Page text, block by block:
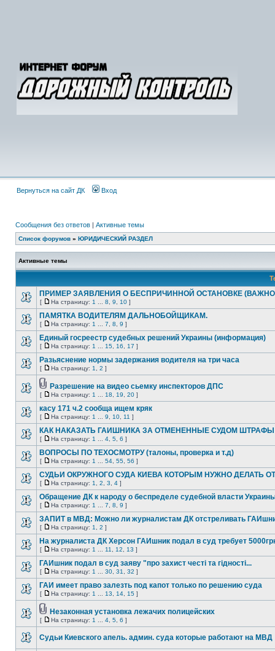
Вернуться на сайт ДК Вход
Сообщения без ответов | Активные темы
Список форумов » ЮРИДИЧЕСКИЙ РАЗДЕЛ
Активные темы
ПРИМЕР ЗАЯВЛЕНИЯ О БЕСПРИЧИННОЙ ОСТАНОВКЕ
[ На страницу: 1 8 9 10 ]
ПАМЯТКА ВОДИТЕЛЯМ ДАЛЬНОБОЙЩИКАМ.
[ На страницу: 1 7 8 9 ]
Единый госреестр судебных решений Украины (информация)
[ На страницу: 1 15 16 17 ]
Разьяснение нормы задержания водителя на три часа
[ На страницу: 1 2 ]
Разрешение на видео сьемку инспекторов ДПС
[ На страницу: 1 18 19 20 ]
касу 171 ч.2 сообща ищем кряк
[ На страницу: 1 9 10 11 ]
КАК НАКАЗАТЬ ГАИШНИКА ЗА ОТМЕНЕННЫЕ СУДОМ ШТРАФЫ
[ На страницу: 1 4 5 6 ]
ВОПРОСЫ ПО ТЕХОСМОТРУ (талоны, проверка и т.д)
[ На страницу: 1 54 55 56 ]
СУДЬИ ОКРУЖНОГО СУДА КИЕВА КОТОРЫМ НУЖНО ДЕЛАТЬ
[ На страницу: 1 2 3 4 ]
Обращение ДК к народу о беспределе судебной власти
[ На страницу: 1 7 8 9 ]
ЗАПИТ в МВД: Можно ли журналистам ДК отстреливать
[ На страницу: 1 2 ]
На журналиста ДК Херсон ГАИшник подал в суд требует
[ На страницу: 1 11 12 13 ]
ГАИшник подал в суд заяву "про захист честі та гідності...
[ На страницу: 1 30 31 32 ]
ГАИ имеет право залезть под капот только по решению суда
[ На страницу: 1 13 14 15 ]
Незаконная установка лежачих полицейских
[ На страницу: 1 4 5 6 ]
Судьи Киевского апель. админ. суда которые работают на МВД